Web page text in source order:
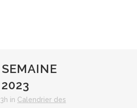
SEMAINE
in Calendrier des